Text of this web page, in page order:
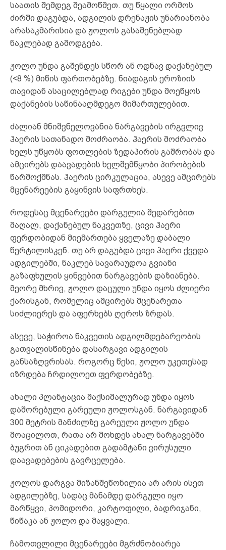
საათის შემდეგ შეამოწმეთ. თუ წყალი ორმოს
ძირში დაგუბდა, ადგილის დრენაჟის უნარიანობა
არასაკმარისია და ჟოლოს გასაშენებლად
ნაკლებად გამოდგება.
ჟოლო უნდა გაშენდეს სწორ ან ოდნავ დაქანებულ
(<8 %) მიწის ფართობებზე. ნიადაგის ეროზიის
თავიდან ასაცილებლად რიგები უნდა მოეწყოს
დაქანების საწინააღმდეგო მიმართულებით.
ძალიან მნიშვნელოვანია ნარგავების ირგვლივ
ჰაერის სათანადო მოძრაობა. ჰაერის მოძრაობა
ხელს უწყობს ფოთლების ზედაპირის გაშრობას და
ამცირებს დაავადების ხელშემწყობი პირობების
წარმოქმნას. ჰაერის ცირკულაცია, ასევე ამცირებს
მცენარეების გაყინვის საფრთხეს.
როდესაც მცენარეები დარგულია შედარებით
მაღალ, დაქანებულ ნაკვეთზე, ცივი ჰაერი
ფერდობიდან მიემართება ყველაზე დაბალი
წერტილისკენ. თუ არ დაგუბდა ცივი ჰაერი ქვედა
ადგილებში, ნაკლებ სავარაუდოა გვიანი
გაზაფხულის ყინვებით ნარგავების დაზიანება.
მეორე მხრივ, ჟოლო დაცული უნდა იყოს ძლიერი
ქარისგან, რომელიც ამცირებს მცენარეთა
სიძლიერეს და აფერხებს ღეროს ზრდას.
ასევე, საჭიროა ნაკვეთის ადგილმდებარეობის
გათვალისწინება დასარგავი ადგილის
განსაზღვრისას. როგორც წესი, ჟოლო უკეთესად
იზრდება ჩრდილოეთ ფერდობებზე.
ახალი პლანტაცია მაქსიმალურად უნდა იყოს
დაშორებული გარეული ჟოლოსგან. ნარგავიდან
300 მეტრის მანძილზე გარეული ჟოლო უნდა
მოაცილოთ, რათა არ მოხდეს ახალ ნარგავებში
ბუგრით ან ციკადებით გადამტანი ვირუსული
დაავადებების გავრცელება.
ჟოლოს დარგვა მიზანშეწონილია არ არის ისეთ
ადგილებზე, სადაც მანამდე დარგული იყო
მარწყვი, პომიდორი, კარტოფილი, ბადრიჯანი,
წიწაკა ან ჟოლო და მაყვალი.
ჩამოთვლილი მცენარეები მგრძნობიარეა